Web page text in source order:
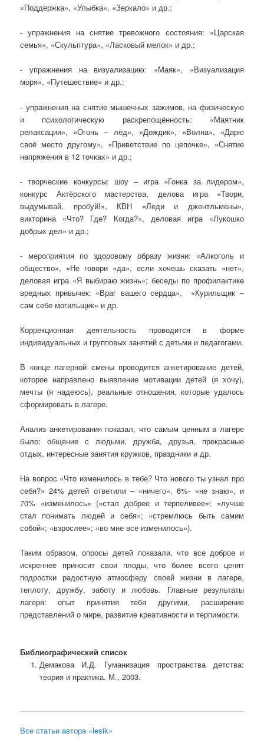
«Поддержка», «Улыбка», «Зеркало» и др.;
- упражнения на снятие тревожного состояния: «Царская
семья», «Скульптура», «Ласковый мелок» и др.;
- упражнения на визуализацию: «Маяк», «Визуализация
моря», «Путешествие» и др.;
- упражнения на снятие мышечных зажимов, на физическую
и психологическую раскрепощённость: «Маятник
релаксации», «Огонь – лёд», «Дождик», «Волна», «Дарю
своё место другому», «Приветствие по цепочке», «Снятие
напряжения в 12 точках» и др.;
- творческие конкурсы: шоу – игра «Гонка за лидером»,
конкурс Актёрского мастерства, делова игра «Твори,
выдумывай, пробуй!», КВН «Леди и джентльмены»,
викторина «Что? Где? Когда?», деловая игра «Лукошко
добрых дел» и др.;
- мероприятия по здоровому образу жизни: «Алкоголь и
общество», «Не говори «да», если хочешь сказать «нет»,
деловая игра «Я выбираю жизнь»; беседы по профилактике
вредных привычек: «Враг вашего сердца», «Курильщик –
сам себе могильщик» и др.
Коррекционная деятельность проводится в форме
индивидуальных и групповых занятий с детьми и педагогами.
В конце лагерной смены проводится анкетирование детей,
которое направлено выявление мотивации детей (я хочу),
мечты (я надеюсь), реальные отношения, которые удалось
сформировать в лагере.
Анализ анкетирования показал, что самым ценным в лагере
было: общение с людьми, дружба, друзья, прекрасные
отдых, интересные занятия кружков, праздники и др.
На вопрос «Что изменилось в тебе? Что нового ты узнал про
себя?» 24% детей ответили – «ничего», 6%- «не знаю», и
70% «изменилось» («стал добрее и терпеливее»; «лучше
стал понимать людей и себя»; «стремлюсь быть самим
собой»; «взрослее»; «во мне все изменилось»).
Таким образом, опросы детей показали, что все доброе и
искреннее приносит свои плоды, что более всего ценят
подростки радостную атмосферу своей жизни в лагере,
теплоту, дружбу, заботу и любовь. Главные результаты
лагеря: опыт принятия тебя другими, расширение
представлений о мире, развитие креативности и терпимости.
Библиографический список
Демакова И.Д. Гуманизация пространства детства:
теория и практика. М., 2003.
Все статьи автора «lesik»